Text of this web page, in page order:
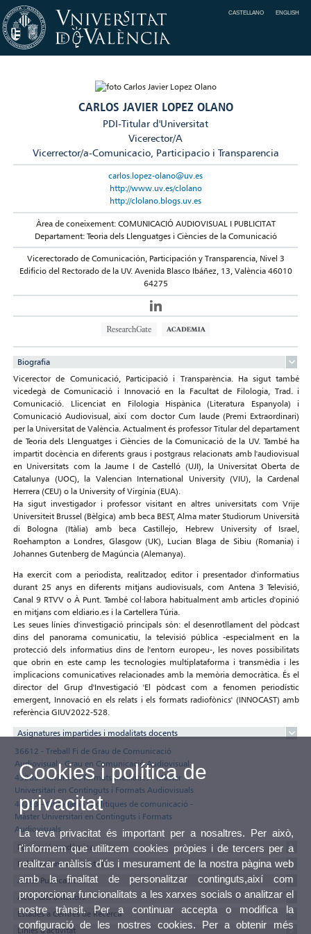
CASTELLANO ENGLISH
CARLOS JAVIER LOPEZ OLANO
PDI-Titular d'Universitat
Vicerector/A
Vicerrector/a-Comunicacio, Participacio i Transparencia
carlos.lopez-olano@uv.es
http://www.uv.es/clolano
http://clolano.blogs.uv.es
Àrea de coneixement: COMUNICACIÓ AUDIOVISUAL I PUBLICITAT
Departament: Teoria dels Llenguatges i Ciències de la Comunicació
Vicerectorado de Comunicación, Participación y Transparencia, Nivel 3
Edificio del Rectorado de la UV. Avenida Blasco Ibáñez, 13, València 46010
64275
Biografia
Vicerector de Comunicació, Participació i Transparència. Ha sigut també
vicedegà de Comunicació i Innovació en la Facultat de Filologia, Trad. i
Comunicació. Llicenciat en Filologia Hispànica (Literatura Espanyola) i
Comunicació Audiovisual, així com doctor Cum laude (Premi Extraordinari)
per la Universitat de València. Actualment és professor Titular del departament
de Teoria dels Llenguatges i Ciències de la Comunicació de la UV. També ha
impartit docència en diferents graus i postgraus relacionats amb l'audiovisual
en Universitats com la Jaume I de Castelló (UJI), la Universitat Oberta de
Catalunya (UOC), la Valencian International University (VIU), la Cardenal
Herrera (CEU) o la University of Virgínia (EUA).
Ha sigut investigador i professor visitant en altres universitats com Vrije
Universiteit Brussel (Bèlgica) amb beca BEST, Alma mater Studiorum Università
di Bologna (Itàlia) amb beca Castillejo, Hebrew University of Israel,
Roehampton a Londres, Glasgow (UK), Lucian Blaga de Sibiu (Romania) i
Johannes Gutenberg de Magúncia (Alemanya).
Ha exercit com a periodista, realitzador, editor i presentador d'informatius
durant 25 anys en diferents mitjans audiovisuals, com Antena 3 Televisió,
Canal 9 RTVV o À Punt. També col·labora habitualment amb articles d'opinió
en mitjans com eldiario.es i la Cartellera Túria.
Les seues línies d'investigació principals són: el desenrotllament del pòdcast
dins del panorama comunicatiu, la televisió pública -especialment en la
protecció dels informatius dins de l'entorn europeu-, les noves possibilitats
que obrin en este camp les tecnologies multiplataforma i transmèdia i les
implicacions comunicatives relacionades amb la memòria democràtica. És el
director del Grup d'Investigació 'El pòdcast com a fenomen periodístic
emergent, Innovació en els relats i els formats radiofònics' (INNOCAST) amb
referència GIUV2022-528.
Asignatures impartides i modalitats docents
36612 - Treball Fi de Grau de Comunicació
Audiovisual - Grau en Comunicació Audiovisual
43286 - Anàlisi de formats mediàtics - Màster
Universitari en Continguts i Formats Audiovisuals
43283 - Ciutadania i polítiques de comunicació -
Màster Universitari en Continguts i Formats
Audiovisuals
Formació acadèmica
Publicacions en revistes
Altres Publicacions
Activitats anteriors
Estades a Centres de Recerca
Línies d'activitat
Cookies i política de
privacitat
La teva privacitat és important per a nosaltres. Per això,
t'informem que utilitzem cookies pròpies i de tercers per a
realitzar anàlisis d'ús i mesurament de la nostra pàgina web
amb la finalitat de personalitzar continguts,així com
proporcionar funcionalitats a les xarxes socials o analitzar el
nostre trànsit. Per a continuar accepta o modifica la
configuració de les nostres cookies. Per a obtenir més